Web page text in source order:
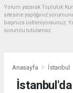
Yorum yazarak Topluluk
sitesine yaptığınız
başınıza üstleniyorsunuz.
sorumlu tutulamaz.
Anasayfa İstanbul